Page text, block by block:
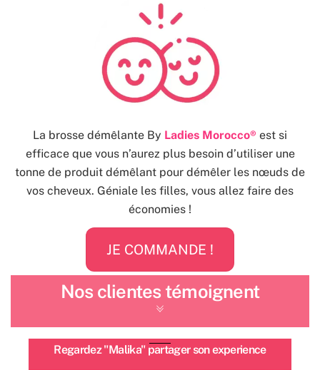
La brosse démêlante By Ladies Morocco® est si
efficace que vous n’aurez plus besoin d’utiliser une
tonne de produit démêlant pour démêler les nœuds de
vos cheveux. Géniale les filles, vous allez faire des
économies !
JE COMMANDE !
Nos clientes témoignent
Regardez "Malika" partager son experience